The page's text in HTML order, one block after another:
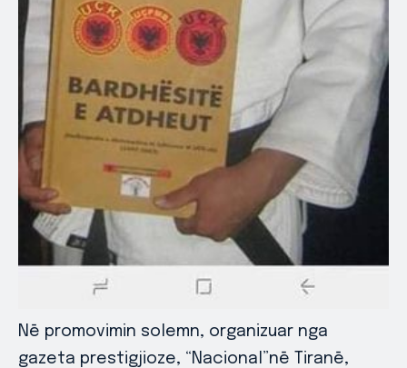
Nē promovimin solemn, organizuar nga
gazeta prestigjioze, “Nacional”nē Tiranē,